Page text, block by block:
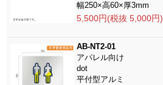
幅250×高60×厚3mm
5,500円(税抜 5,000円)
AB-NT2-01
アパレル向け
dot
平付型アルミ